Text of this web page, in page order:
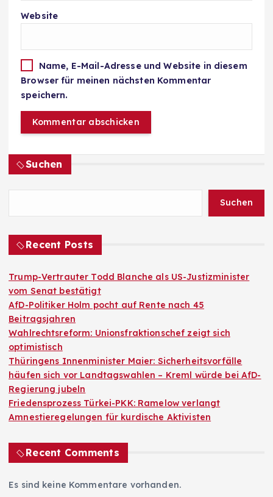
Website
Name, E-Mail-Adresse und Website in diesem
Browser für meinen nächsten Kommentar
speichern.
Suchen
Suchen
Recent Posts
Trump-Vertrauter Todd Blanche als US-Justizminister
vom Senat bestätigt
AfD-Politiker Holm pocht auf Rente nach 45
Beitragsjahren
Wahlrechtsreform: Unionsfraktionschef zeigt sich
optimistisch
Thüringens Innenminister Maier: Sicherheitsvorfälle
häufen sich vor Landtagswahlen – Kreml würde bei AfD-
Regierung jubeln
Friedensprozess Türkei-PKK: Ramelow verlangt
Amnestieregelungen für kurdische Aktivisten
Recent Comments
Es sind keine Kommentare vorhanden.